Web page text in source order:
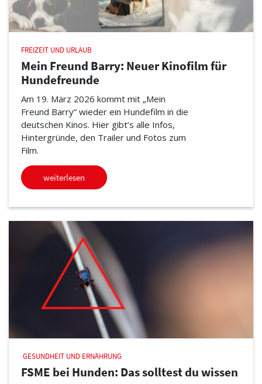
FREIZEIT UND URLAUB
Mein Freund Barry: Neuer Kinofilm für
Hundefreunde
Am 19. März 2026 kommt mit „Mein
Freund Barry“ wieder ein Hundefilm in die
deutschen Kinos. Hier gibt’s alle Infos,
Hintergründe, den Trailer und Fotos zum
Film.
weiterlesen
GESUNDHEIT UND ERNÄHRUNG
FSME bei Hunden: Das solltest du wissen